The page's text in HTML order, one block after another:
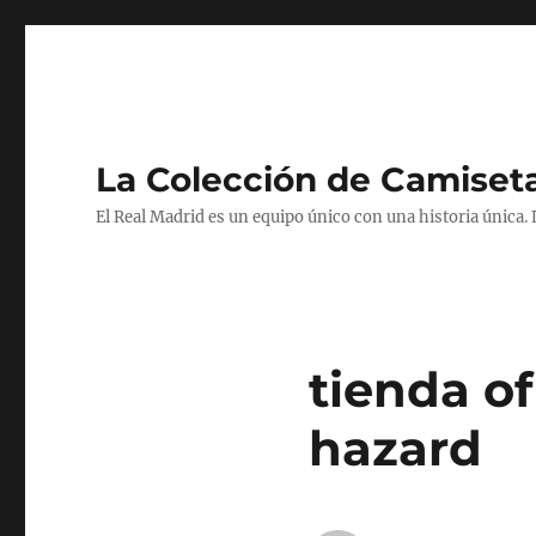
La Colección de
El Real Madrid es un equipo único con una historia
tienda
hazard